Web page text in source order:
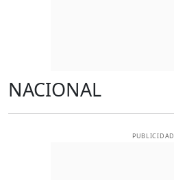
NACIONAL
PUBLICIDAD